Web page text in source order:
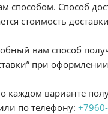
способом. Способ
стоимость
вам способ
при оформлении
каждом варианте
по телефону: